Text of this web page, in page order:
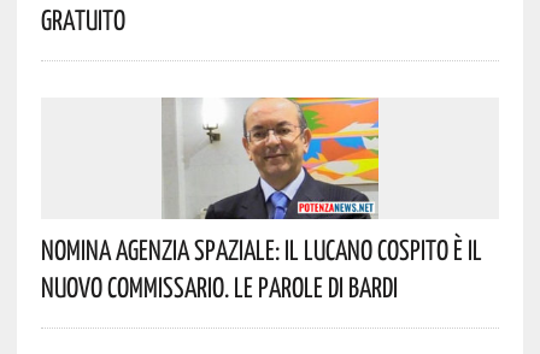
Gratuito
Nomina Agenzia Spaziale: Il Lucano Cospito È Il
Nuovo Commissario. Le Parole Di Bardi